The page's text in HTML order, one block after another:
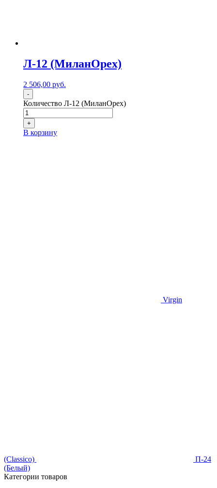
Л-12 (МиланОрех)
2 506,00 руб.
-
Количество Л-12 (МиланОрех)
+
В корзину
Virgin
(Classico)
П-24
(Белый)
Категории товаров